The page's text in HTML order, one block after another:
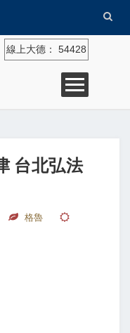
線上大德： 54428
台北弘法
格魯